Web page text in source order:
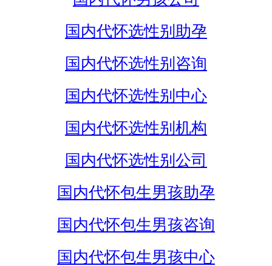
国内代怀选性别助孕
国内代怀选性别咨询
国内代怀选性别中心
国内代怀选性别机构
国内代怀选性别公司
国内代怀包生男孩助孕
国内代怀包生男孩咨询
国内代怀包生男孩中心